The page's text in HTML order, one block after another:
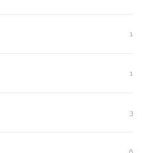
1
1
3